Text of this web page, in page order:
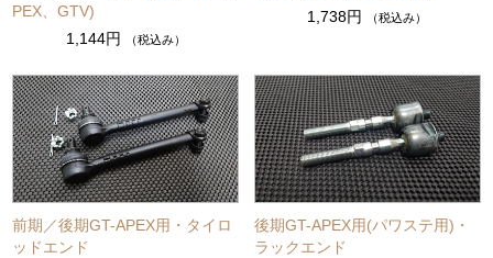
PEX、GTV)
1,144円
（税込み）
1,738円
（税込み）
前期／後期GT-APEX用・タイロ
ッドエンド
後期GT-APEX用(パワステ用)・
ラックエンド